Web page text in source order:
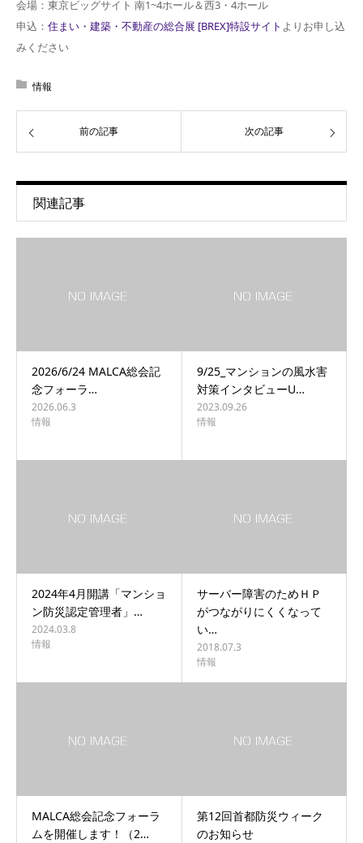
会場：東京ビッグサイト 南1~4ホール＆西3・4ホール
申込： 住まい・建築・不動産の総合展 [BREX]特設サイト よりお申し込
みください
情報
前の記事 次の記事
関連記事
2026/6/24 MALCA総会記
念フォーラ…
2026.06.3
情報
9/25_マンションの風水害
対策インタビューU…
2023.09.26
情報
2024年4月開講「マンショ
ン防災認定管理者」…
2024.03.8
情報
サーバー障害のためＨＰ
がつながりにくくなって
い…
2018.07.3
情報
MALCA総会記念フォーラ
ムを開催します！（2…
第12回首都防災ウィーク
のお知らせ